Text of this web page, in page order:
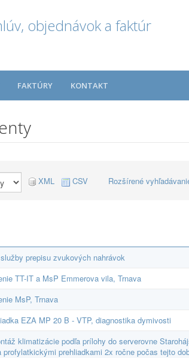
objednávok a faktúr
FAKTÚRY KONTAKT
XML CSV Rozšírené
prepisu zvukových nahrávok
TT-IT a MsP Emmerova vila, Trnava
MsP, Trnava
EZA MP 20 B - VTP, diagnostika dymivosti
klimatizácie podľa prílohy do serverovne
profylatkickými prehliadkami 2x ročne počas tejto